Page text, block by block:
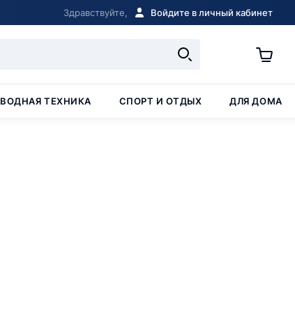
Здравствуйте, Войдите в личный кабинет
ВОДНАЯ ТЕХНИКА СПОРТ И ОТДЫХ ДЛЯ ДОМА